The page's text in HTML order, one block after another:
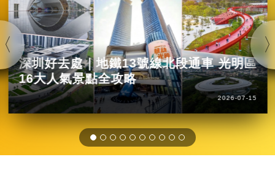
深圳好去處｜地鐵13號線北段通車 光明區
16大人氣景點全攻略
2026-07-15